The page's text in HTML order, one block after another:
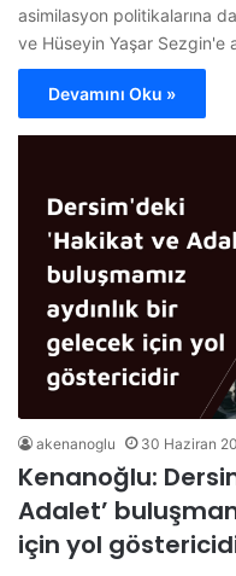
asimilasyon politikalarına
ve Hüseyin Yaşar Sezgin'e
Devamını Oku »
akenanoglu 30 Haziran
Kenanoğlu:
Adalet’
için yol